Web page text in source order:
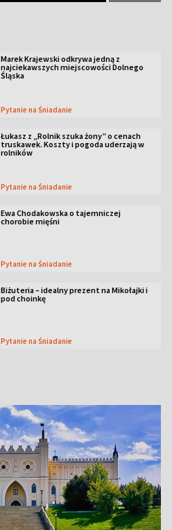
Marek Krajewski odkrywa jedną z
najciekawszych miejscowości Dolnego
Śląska
Pytanie na Śniadanie
Łukasz z „Rolnik szuka żony” o cenach
truskawek. Koszty i pogoda uderzają w
rolników
Pytanie na Śniadanie
Ewa Chodakowska o tajemniczej
chorobie mięśni
Pytanie na Śniadanie
Biżuteria – idealny prezent na Mikołajki i
pod choinkę
Pytanie na Śniadanie